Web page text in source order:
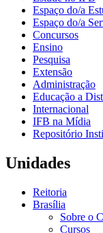
Espaço do/a
Espaço do/a
Concursos
Ensino
Pesquisa
Extensão
Administração
Educação a
Internacional
IFB na Mídia
Repositório
Unidades
Reitoria
Brasília
Sobre o
Cursos